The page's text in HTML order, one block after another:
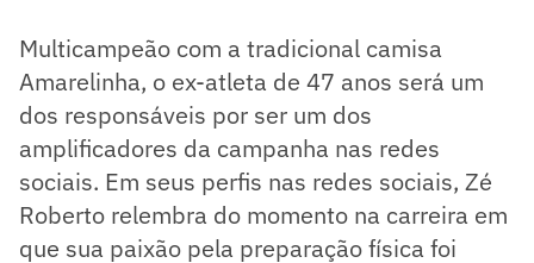
Multicampeão com a tradicional camisa
Amarelinha, o ex-atleta de 47 anos será um
dos responsáveis por ser um dos
amplificadores da campanha nas redes
sociais. Em seus perfis nas redes sociais, Zé
Roberto relembra do momento na carreira em
que sua paixão pela preparação física foi